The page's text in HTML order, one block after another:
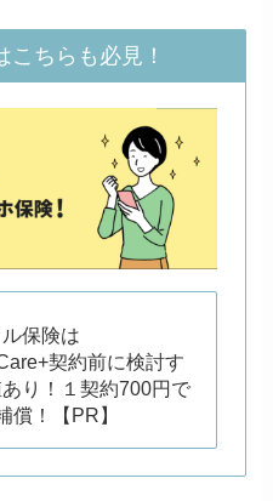
こちらも必見！
保険は
契約前に検討す
り！１契約700円で
償！【PR】